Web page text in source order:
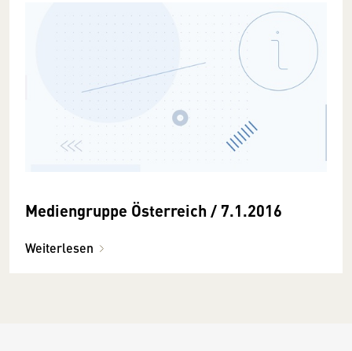
Mediengruppe Österreich / 7.1.2016
Weiterlesen